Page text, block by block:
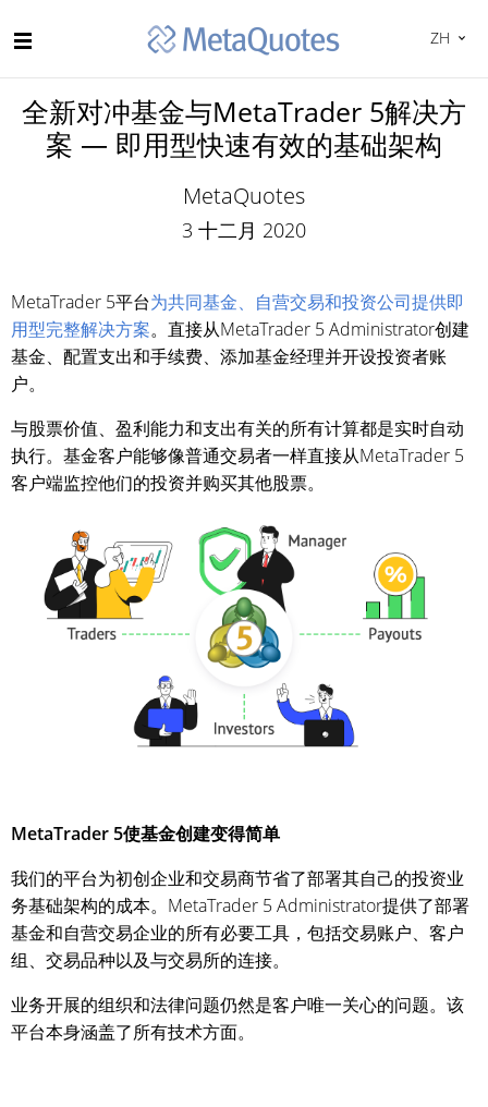
ZH
全新对冲基金与MetaTrader 5解决方
案 — 即用型快速有效的基础架构
MetaQuotes
3 十二月 2020
MetaTrader 5平台为共同基金、自营交易和投资公司提供即
用型完整解决方案。直接从MetaTrader 5 Administrator创建
基金、配置支出和手续费、添加基金经理并开设投资者账
户。
与股票价值、盈利能力和支出有关的所有计算都是实时自动
执行。基金客户能够像普通交易者一样直接从MetaTrader 5
客户端监控他们的投资并购买其他股票。
MetaTrader 5使基金创建变得简单
我们的平台为初创企业和交易商节省了部署其自己的投资业
务基础架构的成本。MetaTrader 5 Administrator提供了部署
基金和自营交易企业的所有必要工具，包括交易账户、客户
组、交易品种以及与交易所的连接。
业务开展的组织和法律问题仍然是客户唯一关心的问题。该
平台本身涵盖了所有技术方面。